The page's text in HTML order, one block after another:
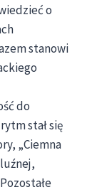
o
stanowi
do
stał się
„Ciemna